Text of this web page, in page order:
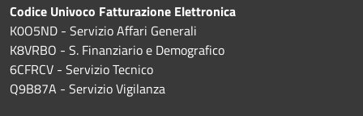
Codice Univoco Fatturazione Elettronica
K0O5ND - Servizio Affari Generali
K8VRBO - S. Finanziario e Demografico
6CFRCV - Servizio Tecnico
Q9B87A - Servizio Vigilanza